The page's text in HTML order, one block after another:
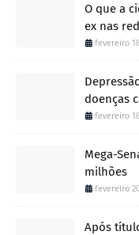
O que a
ex nas
fevereiro
doenças
fevereiro
Mega-
milhões
fevereiro
Após